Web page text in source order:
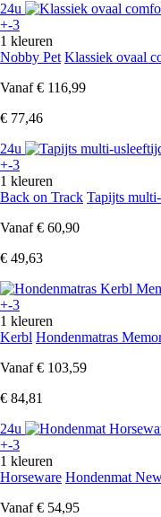
24u
+-3
1 kleuren
Nobby Pet Klassiek ovaal
Vanaf € 116,99
€ 77,46
24u
+-3
1 kleuren
Back on Track Tapijts
Vanaf € 60,90
€ 49,63
+-3
1 kleuren
Kerbl Hondenmatras
Vanaf € 103,59
€ 84,81
24u
+-3
1 kleuren
Horseware Hondenmat
Vanaf € 54,95